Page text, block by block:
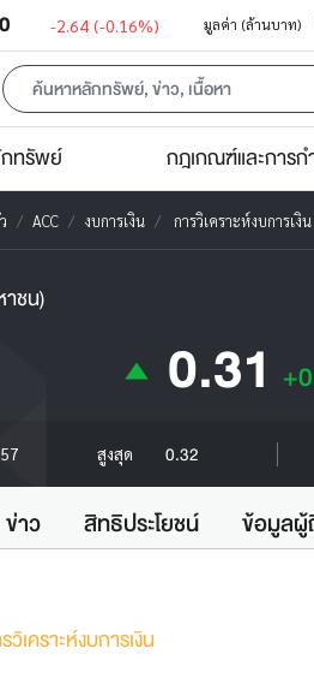
-2.64 (-0.16%) มูลค่า (ล้านบาท)
ทรัพย์ กฎเกณฑ์และการ
ACC งบการเงิน การวิเคราะห์งบการเงิน
ชน)
0.31
สูงสุด 0.32
ข่าว สิทธิประโยชน์ ข้อมูล
วิเคราะห์งบการเงิน